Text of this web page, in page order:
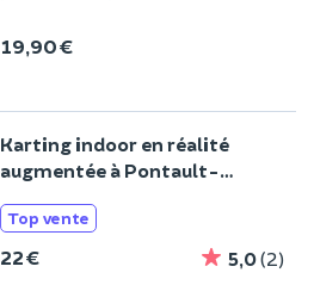
19,90 €
Karting indoor en réalité
augmentée à Pontault-
Top vente
22 € 5,0(2)